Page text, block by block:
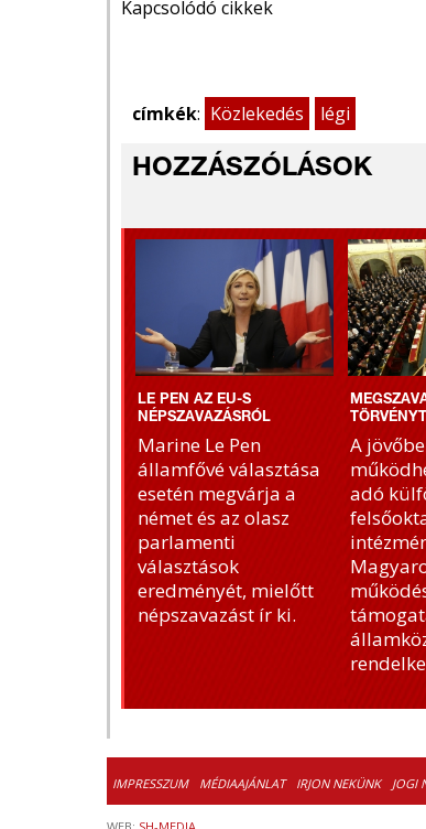
Kapcsolódó cikkek
címkék: Közlekedés légi
HOZZÁSZÓLÁSOK
LE PEN AZ EU-S
NÉPSZAVAZÁSRÓL
Marine Le Pen
államfővé választása
esetén megvárja a
német és az olasz
parlamenti
választások
eredményét, mielőtt
népszavazást ír ki.
A
adó
IMPRESSZUM MÉDIAAJÁNLAT IRJON NEKÜNK JOGI